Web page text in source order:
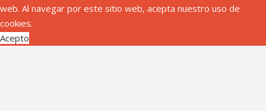
web. Al navegar por este sitio web, acepta nuestro uso de
cookies.
Acepto